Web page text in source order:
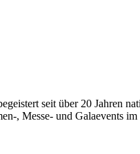
seit über 20 Jahren
, Messe- und Galaevents im